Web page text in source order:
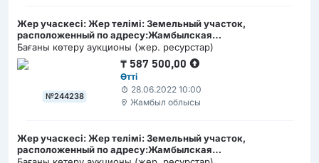
Жер учаскесі: Жер телімі: Земельный участок,
расположенный по адресу:Жамбылская
область,Кордайский район, село Отар, по улице Жамбыла,
№37 Б / Жамбыл облысы, Қордай ауданы, Отар ауылы,
Жамбыл көшесі, №37 Б мекен-жайда орналасқан жер
Бағаны көтеру аукционы (жер. ресурстар)
№244238
₸ 587 500,00
Өтті
28.06.2022 10:00
Жамбыл облысы
Жер учаскесі: Жер телімі: Земельный участок,
расположенный по адресу:Жамбылская